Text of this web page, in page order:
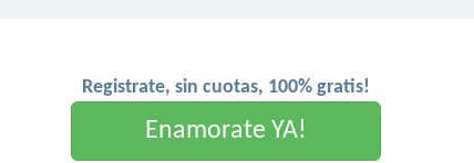
Registrate, sin cuotas, 100% gratis!
Enamorate YA!